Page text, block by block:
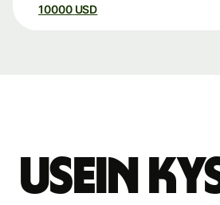
10000 USD
Usein